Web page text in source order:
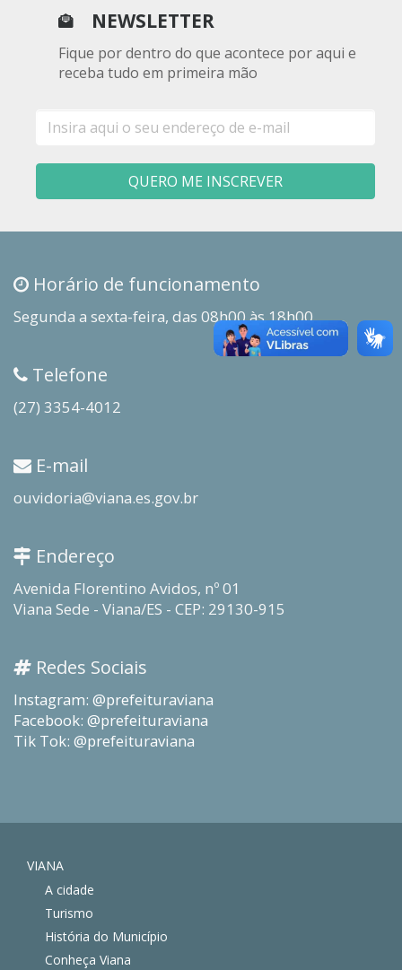
NEWSLETTER
Fique por dentro do que acontece por aqui e
receba tudo em primeira mão
mail
QUERO ME INSCREVER
Horário de funcionamento
Segunda a sexta-feira, das 08h00 às 18h00
Telefone
(27) 3354-4012
E-mail
ouvidoria@viana.es.gov.br
Endereço
Avenida Florentino Avidos, nº 01
Viana Sede - Viana/ES - CEP: 29130-915
Redes Sociais
Instagram: @prefeituraviana
Facebook: @prefeituraviana
Tik Tok: @prefeituraviana
VIANA
A cidade
Turismo
História do Município
Conheça Viana